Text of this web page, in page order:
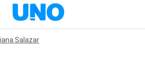
Salazar